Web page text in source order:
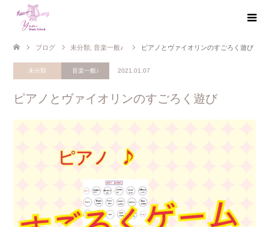
ブログ 未分類 音楽一般♪ ピアノとヴァイオリンのすごろく遊び
未分類 音楽一般♪ 2021.01.07
ピアノとヴァイオリンのすごろく遊び